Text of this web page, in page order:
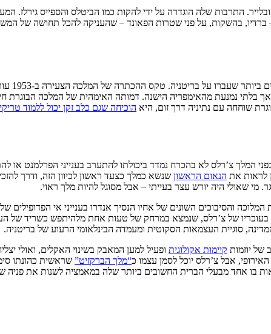
התרבות שלה הוגדרה על ידי להקות כמו הביטלס והספייס גירלז.
הנוכחות המתמדת של המלכה – ברדיו, בהשקות, על פני שטרות הפאונד – שהעניקה להכל
התחושה
בלתי נמנעת מהאימפריה הישנה. דמותה האימהית של המלכה הבוגרת
שוחחה עם נתיניה דרך זום, היא הוכיחה שגם כלב זקן יכול ללמוד
המלך צ’רלס לא בהכרח נמדד ביכולתו להתערב בענייני הפרלמנט או
לראות את הנאום הראשון שנשא כמלך כצעד ראשון לכיוון הזה, ודרך
מי שאולי היה יורש עצר בעייתי – אבל מסוגל להיות מלך ראוי.
השונים של אחיו הנסיך אנדרו בענייני אי הפדופילים של
בעוכריו של צ’רלס, שנמצא במרחק של טעות אחת מלהיתפש כשריד של
סוגיית העצמאות הסקוטית ומעמדה הבינלאומי הרעוע של בריטניה.
של יוזמות קיימות אקולוגית ופעיל למען המאבק בשינוי האקלים, ואולי
אבל צ’רלס יוכל לסמן עצמו כ“מלך הברקזיט” שראשית כהונתו
בו אחד מבעלי הברית החשובים ביותר שלה במאמציה לשנות את